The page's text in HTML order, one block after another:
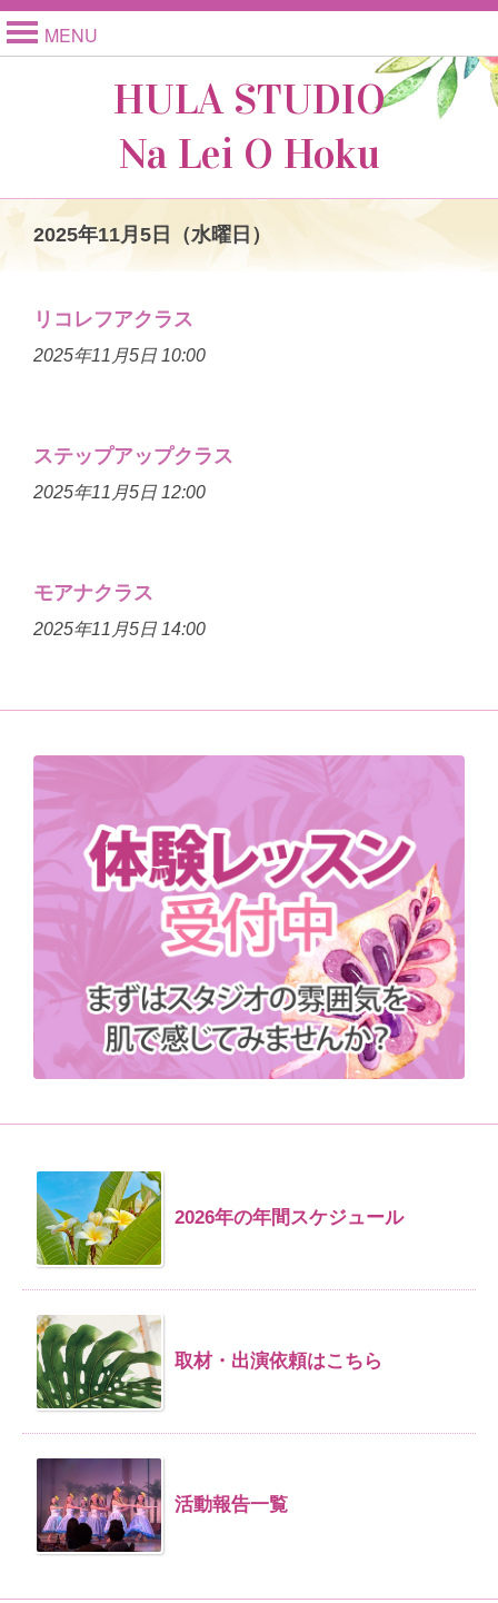
MENU
HULA STUDIO
Na Lei O Hoku
2025年11月5日（水曜日）
リコレフアクラス
2025年11月5日 10:00
ステップアップクラス
2025年11月5日 12:00
モアナクラス
2025年11月5日 14:00
2026年の年間スケジュール
取材・出演依頼はこちら
活動報告一覧